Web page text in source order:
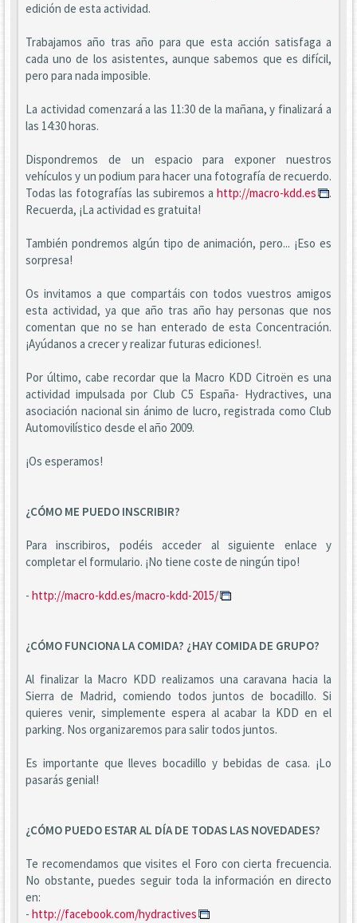
edición de esta actividad.
Trabajamos año tras año para que esta acción satisfaga a
cada uno de los asistentes, aunque sabemos que es difícil,
pero para nada imposible.
La actividad comenzará a las 11:30 de la mañana, y finalizará a
las 14:30 horas.
Dispondremos de un espacio para exponer nuestros
vehículos y un podium para hacer una fotografía de recuerdo.
Todas las fotografías las subiremos a http://macro-kdd.es
.
Recuerda, ¡La actividad es gratuita!
También pondremos algún tipo de animación, pero... ¡Eso es
sorpresa!
Os invitamos a que compartáis con todos vuestros amigos
esta actividad, ya que año tras año hay personas que nos
comentan que no se han enterado de esta Concentración.
¡Ayúdanos a crecer y realizar futuras ediciones!.
Por último, cabe recordar que la Macro KDD Citroën es una
actividad impulsada por Club C5 España- Hydractives, una
asociación nacional sin ánimo de lucro, registrada como Club
Automovilístico desde el año 2009.
¡Os esperamos!
¿CÓMO ME PUEDO INSCRIBIR?
Para inscribiros, podéis acceder al siguiente enlace y
completar el formulario. ¡No tiene coste de ningún tipo!
- http://macro-kdd.es/macro-kdd-2015/
¿CÓMO FUNCIONA LA COMIDA? ¿HAY COMIDA DE GRUPO?
Al finalizar la Macro KDD realizamos una caravana hacia la
Sierra de Madrid, comiendo todos juntos de bocadillo. Si
quieres venir, simplemente espera al acabar la KDD en el
parking. Nos organizaremos para salir todos juntos.
Es importante que lleves bocadillo y bebidas de casa. ¡Lo
pasarás genial!
¿CÓMO PUEDO ESTAR AL DÍA DE TODAS LAS NOVEDADES?
Te recomendamos que visites el Foro con cierta frecuencia.
No obstante, puedes seguir toda la información en directo
en:
- http://facebook.com/hydractives